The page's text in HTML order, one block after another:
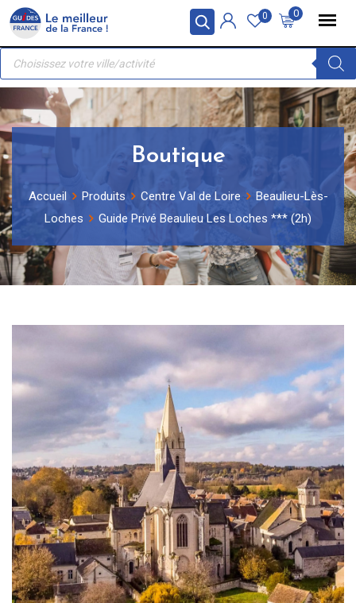
Panneau de gestion des cookies
Skip
content
0
0
Recherche
produits
Boutique
Accueil Produits Centre Val de Loire
Beaulieu-Lès-
Loches
Guide Privé Beaulieu Les Loches *** (2h)